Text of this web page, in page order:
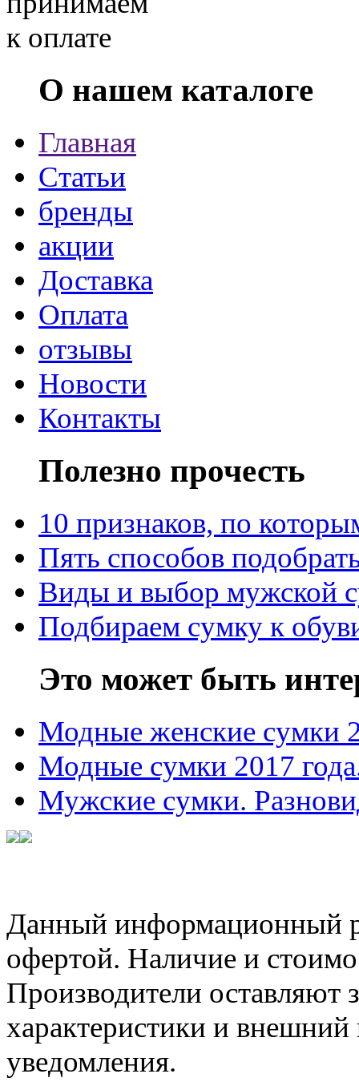
О нашем каталоге
Главная
Статьи
бренды
акции
Доставка
Оплата
отзывы
Новости
Контакты
Полезно прочесть
10 признаков, по
Пять способов
Виды и выбор мужской
Подбираем сумку к
Это может быть
Модные женские сумки
Модные сумки 2017
Мужские сумки.
Данный информационный
офертой. Наличие и
Производители оставляют
характеристики и внешний
уведомления.